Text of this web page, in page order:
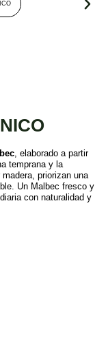
, elaborado a partir
temprana y la
priorizan una
Un Malbec fresco y
con naturalidad y